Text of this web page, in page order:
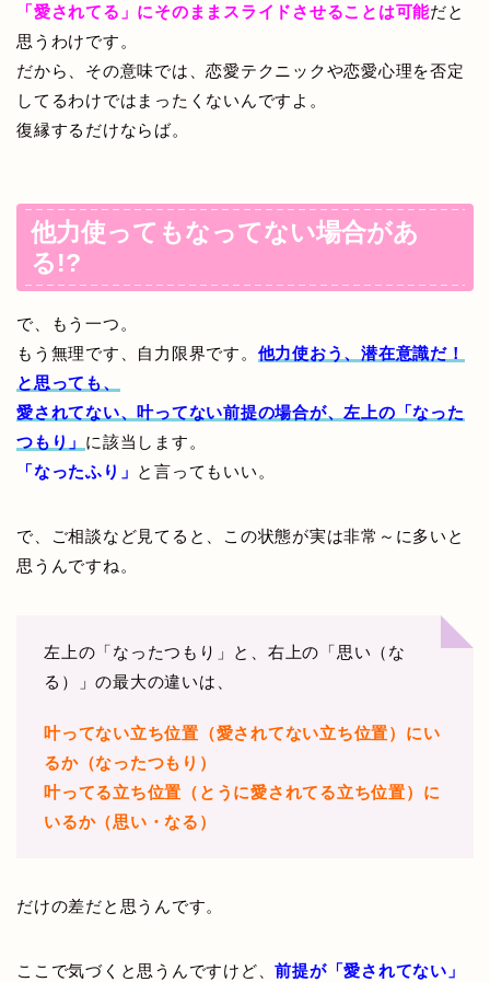
「愛されてる」にそのままスライドさせることは可能だと
思うわけです。
だから、その意味では、恋愛テクニックや恋愛心理を否定
してるわけではまったくないんですよ。
復縁するだけならば。
他力使ってもなってない場合があ
る!?
で、もう一つ。
もう無理です、自力限界です。 他力使おう、潜在意識だ！
と思っても、
愛されてない、叶ってない前提の場合が、左上の「なった
つもり」 に該当します。
「なったふり」 と言ってもいい。
で、ご相談など見てると、この状態が実は非常～に多いと
思うんですね。
左上の「なったつもり」と、右上の「思い（な
る）」の最大の違いは、
叶ってない立ち位置（愛されてない立ち位置）にい
るか（なったつもり）
叶ってる立ち位置（とうに愛されてる立ち位置）に
いるか（思い・なる）
だけの差だと思うんです。
ここで気づくと思うんですけど、前提が「愛されてない」